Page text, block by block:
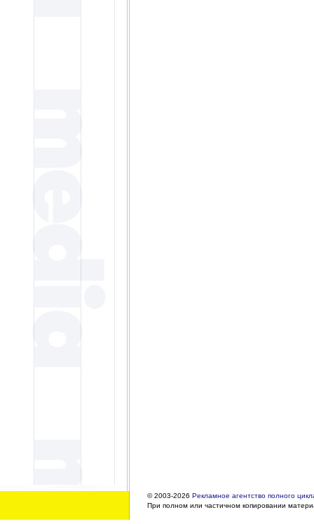
© 2003-2026 Рекламное агентство полного
При полном или частичном копировании